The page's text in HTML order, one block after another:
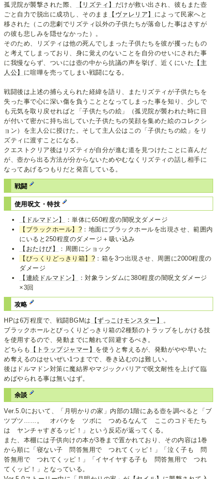
孤児院が襲撃された際、
【リズティ】 だけが救い出され、彼もまた壺
ごと自力で脱出に成功し、そのまま
【ヴァレリア】 によって民家へと
移された（この悲劇でリズティ以外の子供たちが落命した事はさすが
の彼も悲しみを隠せなかった）。
そのため、リズティは他の死んでしまった子供たちを彼が攫ったもの
と考えてしまっており、身に覚えのないことを自分のせいにされた事
に我慢ならず、ついには壺の中から抗議の声を挙げ、近くにいた 【主
人公】 に喧嘩を売ってしまい戦闘になる。
戦闘後は上述の捕らえられた経緯を語り、またリズティが子供たちを
失った事で心に深い傷を負うこととなってしまった事を知り、少しで
も元気を取り戻せればと「子供たちの絵」（孤児院が襲われた時に目
が付いて密かに持ち出していた子供たちの笑顔を集めた絵のコレクシ
ョン）を主人公に授けた。そして主人公はこの「子供たちの絵」をリ
ズティに渡すことになる。
クエストクリア後はリズティが自分が進む道を見つけたことに喜んだ
が、壺から出る方法が分からないためやむなくリズティの話し相手に
なってあげるつもりだと発言している。
戦闘
使用呪文・特技
【ドルマドン】
：単体に650程度の闇呪文ダメージ
【ブラックホール】 ? ：地面にブラックホールを出現させ、範囲内
にいると250程度のダメージ＋吸い込み
【おたけび】
：周囲にショック
【びっくりどっきり箱】 ? ：箱を3つ出現させ、周囲に2000程度の
ダメージ
【連続ドルマドン】
：対象ランダムに380程度の闇呪文ダメージ
×3回
攻略
HPは6万程度で、戦闘BGMは 【ずっこけモンスター】
。
ブラックホールとびっくりどっきり箱の2種類のトラップをしかける技
を使用するので、発動までに離れて回避するべき。
どちらも
【トラップジャマー】 を使うと奪えるが、発動がやや早いた
め奪えるのはせいぜい1つまでで、巻き込むのは難しい。
後はドルマドン対策に魔結界やマジックバリアで呪文耐性を上げて臨
めばやられる事は無いはず。
余談
Ver.5.0において、「月明かりの家」内部の1階にある壺を調べると「ブ
ツブツ……。 オバケを ツボに つめるなんて ここのコドモたち
は ヤンチャすぎるッピ！」という反応が返ってくる。
また、本棚には子供向けの本が3巻まで置かれており、その内容は1巻
から順に「寝ない子 問答無用で つれてくッピ！」「泣く子も 問
答無用で つれてくッピ！」「イヤイヤする子も 問答無用で つれ
てくッピ！」となっている。